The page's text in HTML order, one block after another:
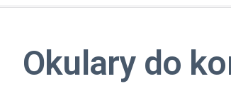
Okulary do